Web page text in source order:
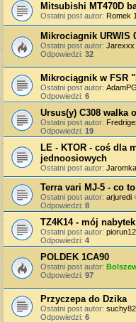
Mitsubishi MT470D
Ostatni post autor: Romek 1
Mikrociagnik URWIS
Ostatni post autor: Jarexxx
Odpowiedzi: 32
Mikrociągnik w FSR
Ostatni post autor:
Odpowiedzi: 6
Ursus(y) C308 walka
Ostatni post autor:
Odpowiedzi: 19
LE - KTOR - coś dla
jednoosiowych
Ostatni post autor:
Terra vari MJ-5 - co
Ostatni post autor: arjuredi
Odpowiedzi: 8
TZ4K14 - mój nabytek
Ostatni post autor:
Odpowiedzi: 4
POLDEK 1CA90
Ostatni post autor:
Odpowiedzi: 97
Przyczepa do Dzika
Ostatni post autor: suchy82
Odpowiedzi: 6